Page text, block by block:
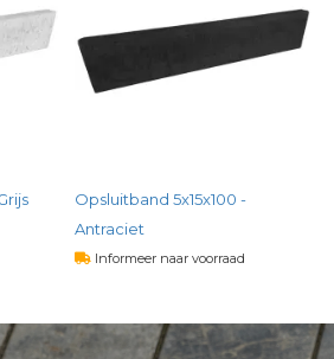
Opsluitband 5x15x100 -
Antraciet
Informeer naar voorraad
4,64per st